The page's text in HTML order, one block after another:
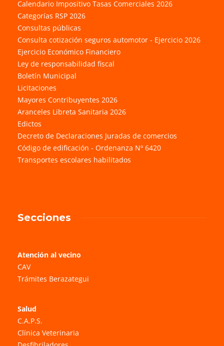
Calendario Impositivo Tasas Comerciales 2026
Categorías RSP 2026
Consultas públicas
Consulta cotización seguros automotor - Ejercicio 2026
Ejercicio Económico Financiero
Ley de responsabilidad fiscal
Boletín Municipal
Licitaciones
Mayores Contribuyentes 2026
Aranceles Libreta Sanitaria 2026
Edictos
Decreto de Declaraciones Juradas de comercios
Código de edificación - Ordenanza Nº 6420
Transportes escolares habilitados
Secciones
Atención al vecino
CAV
Trámites Berazategui
Salud
C.A.P.S.
Clínica Veterinaria